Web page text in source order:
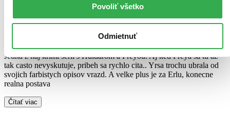
Povoliť všetko
Odmietnuť
Ludmila Anettovanapísala recenziu
Jedna z naj krimi serii s Huldarom a Freyou. Aj ked Freya sa tu az
tak casto nevyskutuje, pribeh sa rychlo cita.. Yrsa trochu ubrala od
svojich farbistych opisov vrazd. A velke plus je za Erlu, konecne
realna postava
Čítať viac